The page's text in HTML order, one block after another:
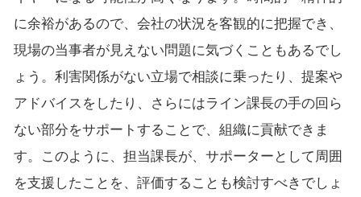
に余裕があるので、会社の状況を客観的に把握でき、
現場の当事者が見えない問題に気づくこともあるでし
ょう。利害関係がない立場で相談に乗ったり、提案や
アドバイスをしたり、さらにはライン課長の手の回ら
ない部分をサポートすることで、組織に貢献できま
す。このように、担当課長が、サポーターとして周囲
を支援したことを、評価することも検討すべきでしょ